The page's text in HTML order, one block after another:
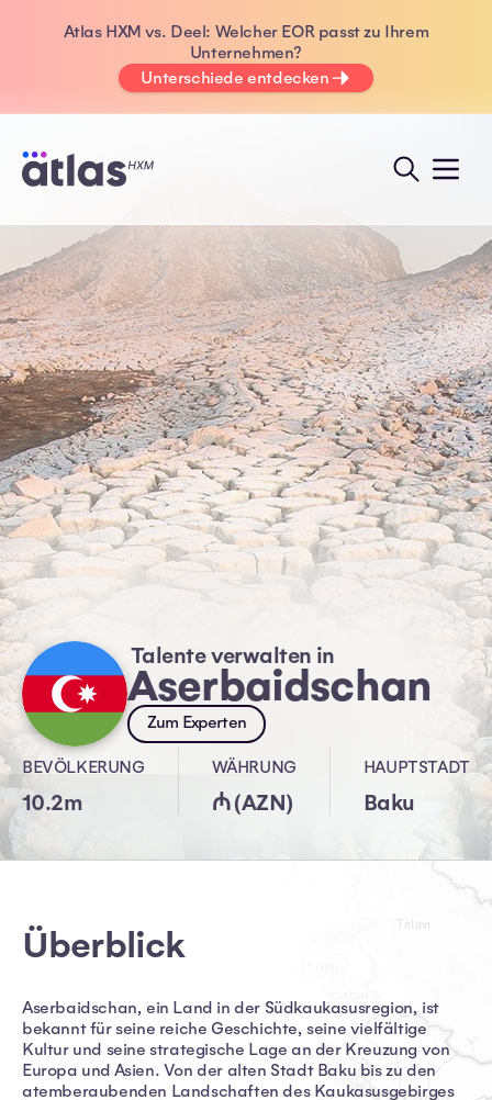
Atlas HXM vs. Deel: Welcher EOR passt zu Ihrem
Unternehmen?
Unterschiede entdecken
Talente verwalten in
Aserbaidschan
Zum Experten
BEVÖLKERUNG
10.2m
WÄHRUNG
₼ (AZN)
HAUPTSTADT
Baku
Überblick
Aserbaidschan, ein Land in der Südkaukasusregion, ist
bekannt für seine reiche Geschichte, seine vielfältige
Kultur und seine strategische Lage an der Kreuzung von
Europa und Asien. Von der alten Stadt Baku bis zu den
atemberaubenden Landschaften des Kaukasusgebirges